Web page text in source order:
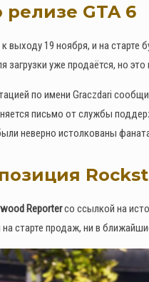
релизе GTA 6
выходу 19 ноября, и на
уже продаётся, но
по имени Graczdari
письмо от службы
неверно истолкованы
Reporterсо ссылкой на
старте продаж, ни в
Pounders в
неделе